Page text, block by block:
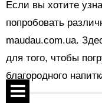
Если вы хотите
попробовать
maudau.com.ua.
для того, чтобы
благородного